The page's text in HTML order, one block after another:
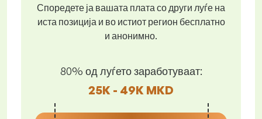
Споредете ја вашата плата со други луѓе на
иста позиција и во истиот регион бесплатно
и анонимно.
80% од луѓето заработуваат:
25K - 49K MKD